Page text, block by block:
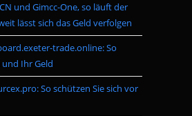
und Gimcc-One, so läuft der
lässt sich das Geld verfolgen
trade.online: So
und Ihr Geld
So schützen Sie sich vor